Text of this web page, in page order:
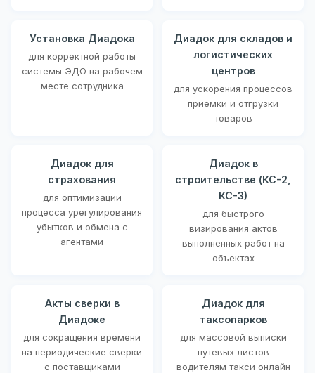
Установка Диадока
для корректной работы
системы ЭДО на рабочем
месте сотрудника
Диадок для складов и
логистических
центров
для ускорения процессов
приемки и отгрузки
товаров
Диадок для
страхования
для оптимизации
процесса урегулирования
убытков и обмена с
агентами
Диадок в
строительстве (КС-2,
КС-3)
для быстрого
визирования актов
выполненных работ на
объектах
Акты сверки в
Диадоке
для сокращения времени
на периодические сверки
с поставщиками
Диадок для
таксопарков
для массовой выписки
путевых листов
водителям такси онлайн